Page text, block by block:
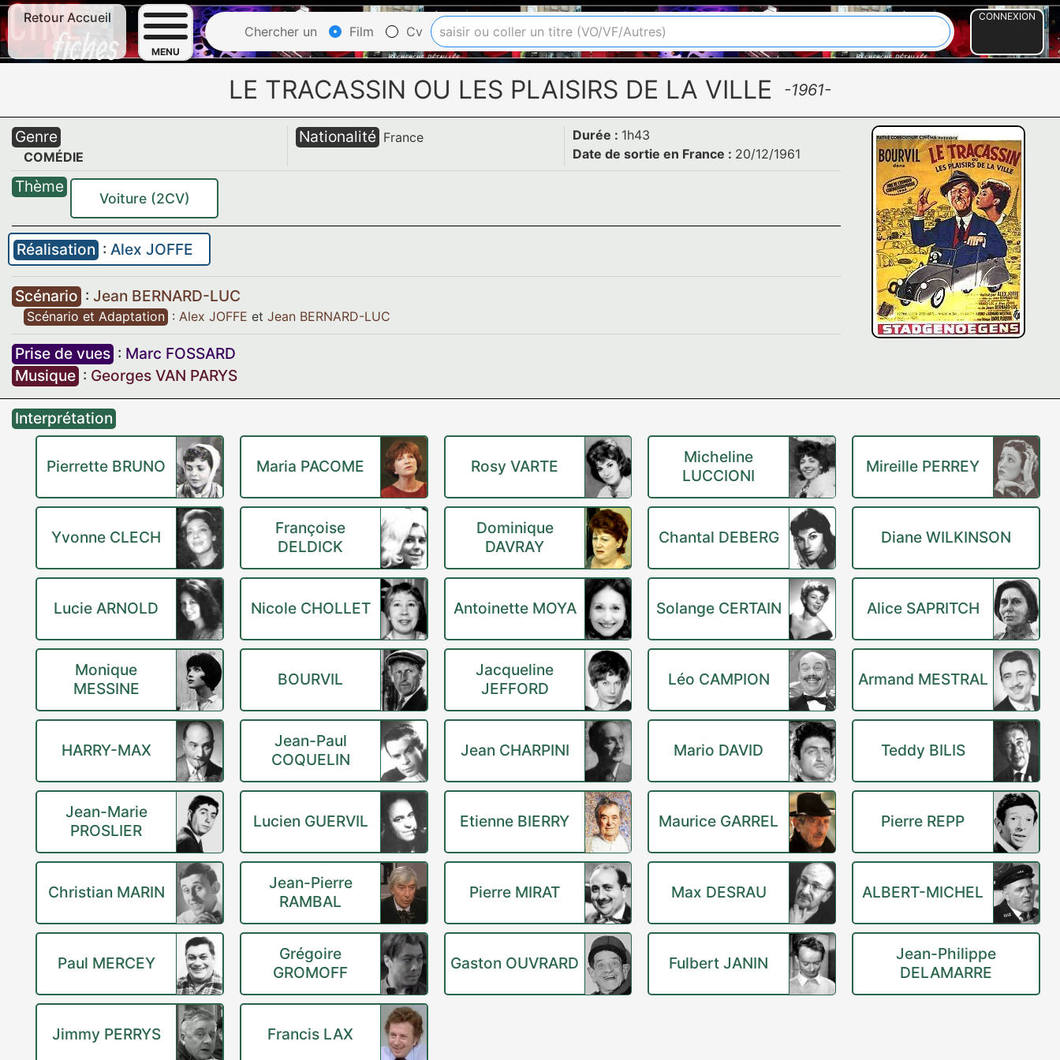
Retour Accueil
MENU
Chercher un Film Cv
CONNEXION
LE TRACASSIN OU LES PLAISIRS DE LA VILLE -1961-
Genre
COMÉDIE
Nationalité France Durée : 1h43
Date de sortie en France : 20/12/1961
Thème
Voiture (2CV)
Réalisation : Alex JOFFE
Scénario : Jean BERNARD-LUC
Scénario et Adaptation : Alex JOFFE et Jean BERNARD-LUC
Prise de vues : Marc FOSSARD
Musique : Georges VAN PARYS
Interprétation
Pierrette BRUNO Maria PACOME Rosy VARTE
Micheline
LUCCIONI
Mireille PERREY
Yvonne CLECH
Françoise
DELDICK
Dominique
DAVRAY
Chantal DEBERG Diane WILKINSON
Lucie ARNOLD Nicole CHOLLET Antoinette MOYA Solange CERTAIN Alice SAPRITCH
Monique
MESSINE
BOURVIL
Jacqueline
JEFFORD
Léo CAMPION Armand MESTRAL
HARRY-MAX
Jean-Paul
COQUELIN
Jean CHARPINI Mario DAVID Teddy BILIS
Jean-Marie
PROSLIER
Lucien GUERVIL Etienne BIERRY Maurice GARREL Pierre REPP
Christian MARIN
Jean-Pierre
RAMBAL
Pierre MIRAT Max DESRAU ALBERT-MICHEL
Paul MERCEY
Grégoire
GROMOFF
Gaston OUVRARD Fulbert JANIN
Jean-Philippe
DELAMARRE
Jimmy PERRYS Francis LAX